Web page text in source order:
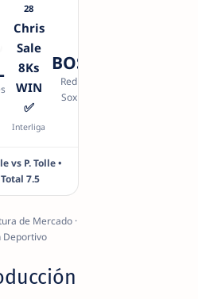
28
Chris
Sale
8Ks
WIN
✅
Interliga
BOS
Red
Sox
vs P. Tolle •
Total 7.5
de Mercado ·
Deportivo